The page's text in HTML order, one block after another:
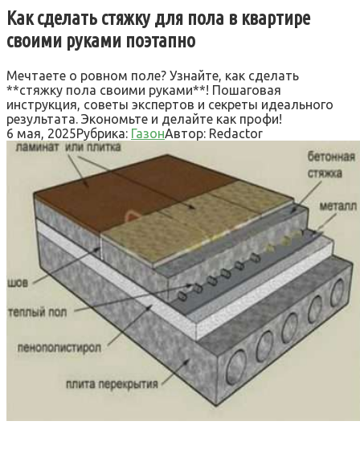
Как сделать стяжку для пола в квартире
своими руками поэтапно
Мечтаете о ровном поле? Узнайте, как сделать
**стяжку пола своими руками**! Пошаговая
инструкция, советы экспертов и секреты идеального
результата. Экономьте и делайте как профи!
6 мая, 2025Рубрика: ГазонАвтор: Redactor